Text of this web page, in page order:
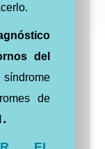
del
de
.